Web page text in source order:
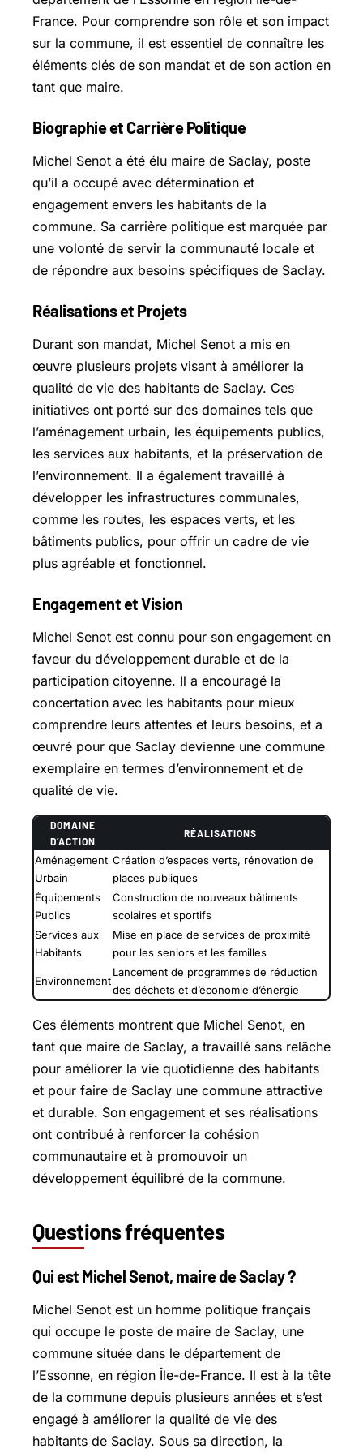
France. Pour comprendre son rôle et son impact
sur la commune, il est essentiel de connaître les
éléments clés de son mandat et de son action en
tant que maire.
Biographie et Carrière Politique
Michel Senot a été élu maire de Saclay, poste
qu’il a occupé avec détermination et
engagement envers les habitants de la
commune. Sa carrière politique est marquée par
une volonté de servir la communauté locale et
de répondre aux besoins spécifiques de Saclay.
Réalisations et Projets
Durant son mandat, Michel Senot a mis en
œuvre plusieurs projets visant à améliorer la
qualité de vie des habitants de Saclay. Ces
initiatives ont porté sur des domaines tels que
l’aménagement urbain, les équipements publics,
les services aux habitants, et la préservation de
l’environnement. Il a également travaillé à
développer les infrastructures communales,
comme les routes, les espaces verts, et les
bâtiments publics, pour offrir un cadre de vie
plus agréable et fonctionnel.
Engagement et Vision
Michel Senot est connu pour son engagement en
faveur du développement durable et de la
participation citoyenne. Il a encouragé la
concertation avec les habitants pour mieux
comprendre leurs attentes et leurs besoins, et a
œuvré pour que Saclay devienne une commune
exemplaire en termes d’environnement et de
qualité de vie.
DOMAINE
D’ACTION
RÉALISATIONS
Aménagement
Urbain
Création d’espaces verts, rénovation de
places publiques
Équipements
Publics
Construction de nouveaux bâtiments
scolaires et sportifs
Services aux
Habitants
Mise en place de services de proximité
pour les seniors et les familles
Environnement
Lancement de programmes de réduction
des déchets et d’économie d’énergie
Ces éléments montrent que Michel Senot, en
tant que maire de Saclay, a travaillé sans relâche
pour améliorer la vie quotidienne des habitants
et pour faire de Saclay une commune attractive
et durable. Son engagement et ses réalisations
ont contribué à renforcer la cohésion
communautaire et à promouvoir un
développement équilibré de la commune.
Questions fréquentes
Qui est Michel Senot, maire de Saclay ?
Michel Senot est un homme politique français
qui occupe le poste de maire de Saclay, une
commune située dans le département de
l’Essonne, en région Île-de-France. Il est à la tête
de la commune depuis plusieurs années et s’est
engagé à améliorer la qualité de vie des
habitants de Saclay. Sous sa direction, la